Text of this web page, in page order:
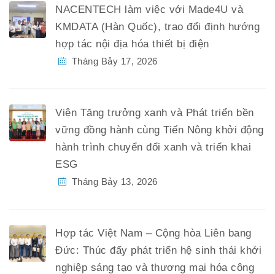
NACENTECH làm việc với Made4U và
KMDATA (Hàn Quốc), trao đổi định hướng
hợp tác nội địa hóa thiết bị điện
Tháng Bảy 17, 2026
Viện Tăng trưởng xanh và Phát triển bền
vững đồng hành cùng Tiến Nông khởi động
hành trình chuyển đổi xanh và triển khai
ESG
Tháng Bảy 13, 2026
Hợp tác Việt Nam – Cộng hòa Liên bang
Đức: Thúc đẩy phát triển hệ sinh thái khởi
nghiệp sáng tạo và thương mại hóa công